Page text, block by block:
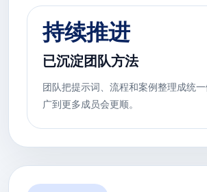
持续推进
已沉淀团队方法
团队把提示词、流程和案例整理成统
广到更多成员会更顺。